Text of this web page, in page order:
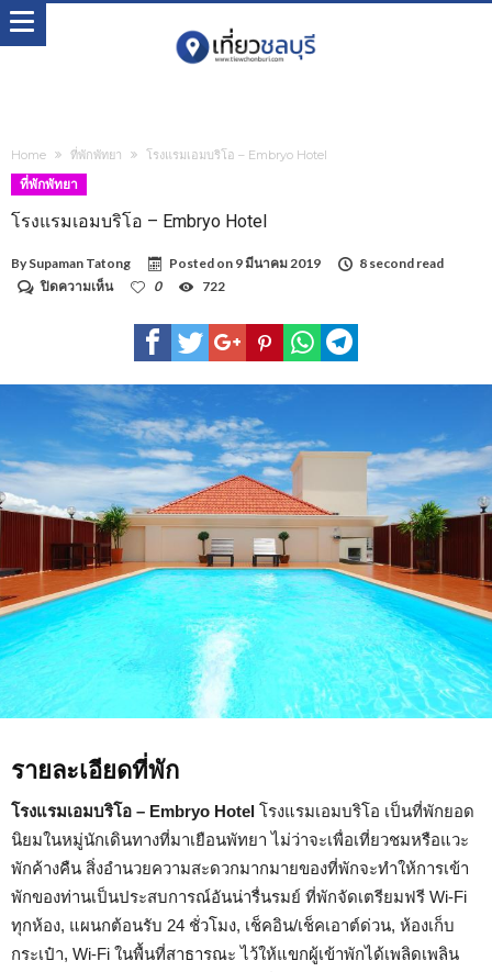
Home ที่พักพัทยา โรงแรมเอมบริโอ – Embryo Hotel
ที่พักพัทยา
โรงแรมเอมบริโอ – Embryo Hotel
By Supaman Tatong Posted on 9 มีนาคม 2019
8 second read
ปิดความเห็นบน
Embryo
Hotel
0 722
รายละเอียดที่พัก
โรงแรมเอมบริโอ – Embryo Hotel โรงแรมเอมบริโอ เป็นที่พักยอด
นิยมในหมู่นักเดินทางที่มาเยือนพัทยา ไม่ว่าจะเพื่อเที่ยวชมหรือแวะ
พักค้างคืน สิ่งอำนวยความสะดวกมากมายของที่พักจะทำให้การเข้า
พักของท่านเป็นประสบการณ์อันน่ารื่นรมย์ ที่พักจัดเตรียมฟรี Wi-Fi
ทุกห้อง, แผนกต้อนรับ 24 ชั่วโมง, เช็คอิน/เช็คเอาต์ด่วน, ห้องเก็บ
กระเป๋า, Wi-Fi ในพื้นที่สาธารณะ ไว้ให้แขกผู้เข้าพักได้เพลิดเพลิน